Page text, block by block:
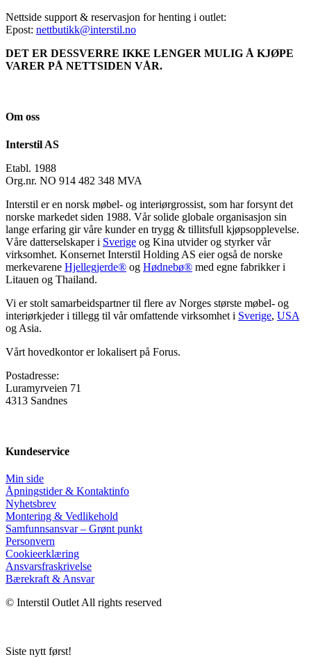
Nettside support & reservasjon for henting i outlet:
Epost: nettbutikk@interstil.no
DET ER DESSVERRE IKKE LENGER MULIG Å KJØPE
VARER PÅ NETTSIDEN VÅR.
Om oss
Interstil AS
Etabl. 1988
Org.nr. NO 914 482 348 MVA
Interstil er en norsk møbel- og interiørgrossist, som har forsynt det
norske markedet siden 1988. Vår solide globale organisasjon sin
lange erfaring gir våre kunder en trygg & tillitsfull kjøpsopplevelse.
Våre datterselskaper i Sverige og Kina utvider og styrker vår
virksomhet. Konsernet Interstil Holding AS eier også de norske
merkevarene Hjellegjerde® og Hødnebø® med egne fabrikker i
Litauen og Thailand.
Vi er stolt samarbeidspartner til flere av Norges største møbel- og
interiørkjeder i tillegg til vår omfattende virksomhet i Sverige, USA
og Asia.
Vårt hovedkontor er lokalisert på Forus.
Postadresse:
Luramyrveien 71
4313 Sandnes
Kundeservice
Min side
Åpningstider & Kontaktinfo
Nyhetsbrev
Montering & Vedlikehold
Samfunnsansvar – Grønt punkt
Personvern
Cookieerklæring
Ansvars­fraskrivelse
Bærekraft & Ansvar
© Interstil Outlet All rights reserved
Siste nytt først!